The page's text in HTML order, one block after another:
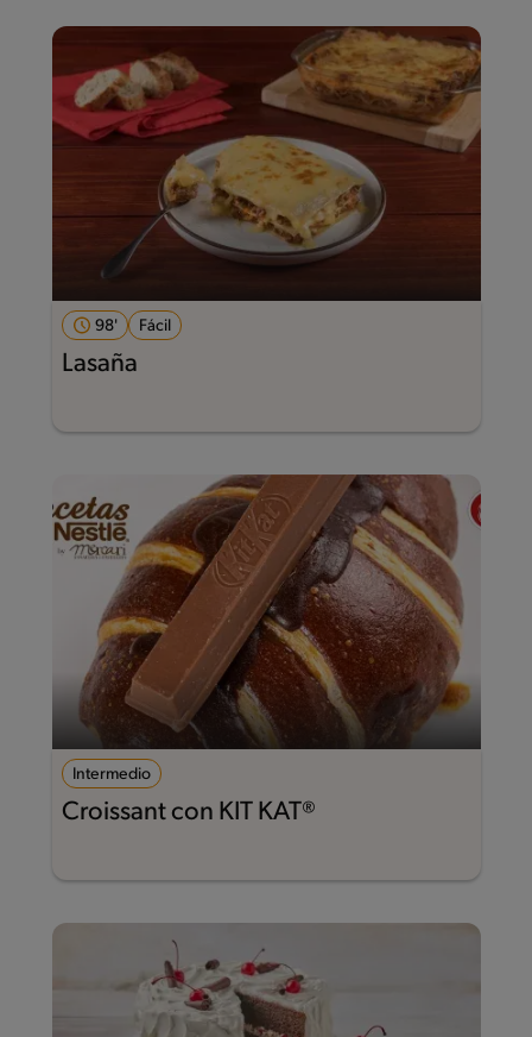
98' Fácil
Lasaña
Intermedio
Croissant con KIT KAT®